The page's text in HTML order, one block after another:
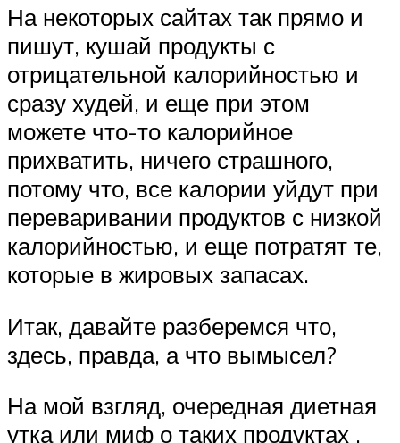
На некоторых сайтах так прямо и
пишут, кушай продукты с
отрицательной калорийностью и
сразу худей, и еще при этом
можете что-то калорийное
прихватить, ничего страшного,
потому что, все калории уйдут при
переваривании продуктов с низкой
калорийностью, и еще потратят те,
которые в жировых запасах.
Итак, давайте разберемся что,
здесь, правда, а что вымысел?
На мой взгляд, очередная диетная
утка или миф о таких продуктах .